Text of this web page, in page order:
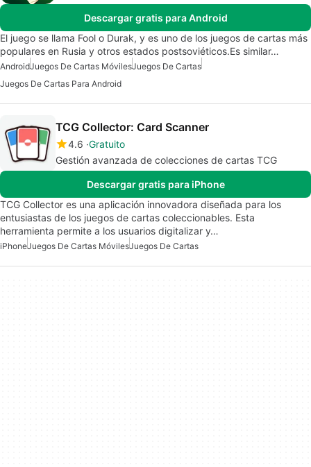
Descargar gratis para Android
El juego se llama Fool o Durak, y es uno de los juegos de cartas más
populares en Rusia y otros estados postsoviéticos.Es similar…
AndroidJuegos De Cartas MóvilesJuegos De Cartas
Juegos De Cartas Para Android
TCG Collector: Card Scanner
4.6 Gratuito
Gestión avanzada de colecciones de cartas TCG
Descargar gratis para iPhone
TCG Collector es una aplicación innovadora diseñada para los
entusiastas de los juegos de cartas coleccionables. Esta
herramienta permite a los usuarios digitalizar y…
iPhoneJuegos De Cartas MóvilesJuegos De Cartas